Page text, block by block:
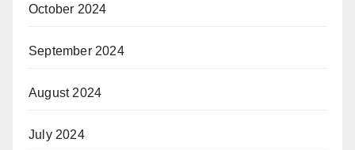
October 2024
September 2024
August 2024
July 2024